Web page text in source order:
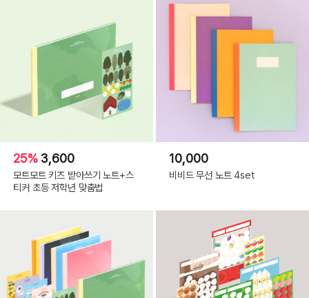
25% 3,600
모트모트 키즈 받아쓰기 노트+스
티커 초등 저학년 맞춤법
10,000
비비드 무선 노트 4set